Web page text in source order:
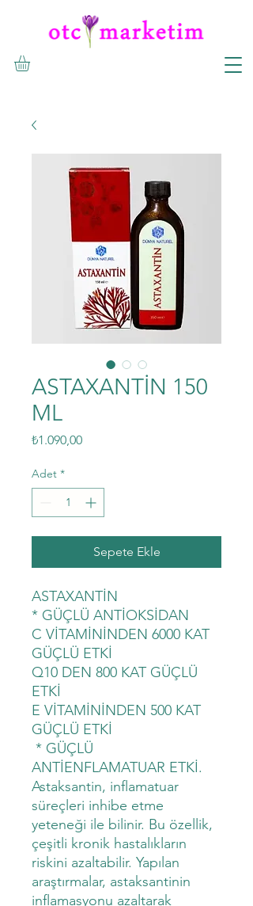
ASTAXANTİN 150
ML
₺1.090,00Fiyat
Adet *
Sepete Ekle
ASTAXANTİN
* GÜÇLÜ ANTİOKSİDAN
C VİTAMİNİNDEN 6000 KAT
GÜÇLÜ ETKİ
Q10 DEN 800 KAT GÜÇLÜ
ETKİ
E VİTAMİNİNDEN 500 KAT
GÜÇLÜ ETKİ
* GÜÇLÜ
ANTİENFLAMATUAR ETKİ.
Astaksantin, inflamatuar
süreçleri inhibe etme
yeteneği ile bilinir. Bu özellik,
çeşitli kronik hastalıkların
riskini azaltabilir. Yapılan
araştırmalar, astaksantinin
inflamasyonu azaltarak